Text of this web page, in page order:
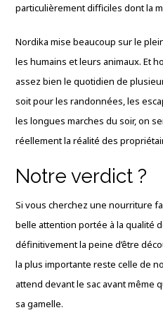
particulièrement difficiles dont la
Nordika mise beaucoup sur le
les humains et leurs animaux. Et
assez bien le quotidien de
soit pour les randonnées, les
les longues marches du soir, on
réellement la réalité des
Notre verdict ?
Si vous cherchez une nourriture
belle attention portée à la qualité
définitivement la peine d’être
la plus importante reste celle de
attend devant le sac avant même
sa gamelle.